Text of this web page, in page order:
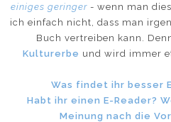
einiges geringer- wenn man
ich einfach nicht, dass man
Buch vertreiben kann.
Kulturerbe und wird immer
Was findet ihr besser
Habt ihr einen E-Reader?
Meinung nach die